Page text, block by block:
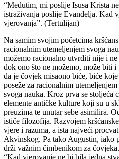
“Međutim, mi poslije Isusa Krista
istraživanja poslije Evanđelja. Kad
vjerovanja”. (Tertulijan)
Na samim svojim početcima
racionalnim utemeljenjem svoga
možemo racionalno utvrditi nije i
dok ono što ne možemo, može biti
da je čovjek misaono biće, biće
poseže za racionalnim
svoga nauka. Kroz prva se stoljeća
elemente antičke kulture koji su u
preuzima te unutar sebe asimilira.
ističe filozofija. Razvojem
vjere i razuma, a ista najveći
Akvinskog. Pa tako Augustin, iako
drži važnim čimbenikom za čovjeka.
“Kad vjerovanje ne bi bila jedna